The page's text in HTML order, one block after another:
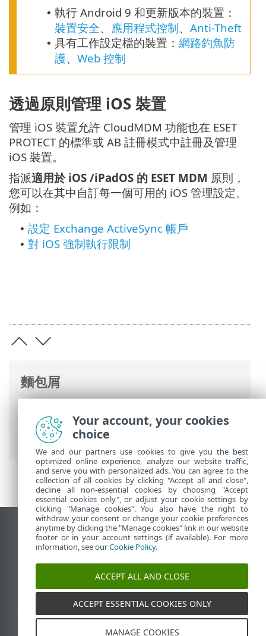
麵包屑
ESET PROTECT>雲端行動裝置管理> 管理
行動裝置
• 執行 Android 9 和更新版本的裝置：
裝置安全、 應用程式控制、 Anti-Theft
• 具有工作設定檔的裝置： 網路釣魚防
護、 Web 控制
透過原則管理 iOS 裝置
管理 iOS 裝置允許 CloudMDM 功能也在 ESET
PROTECT 的標準或 AB 註冊模式中註冊及管理
iOS 裝置。
指派適用於 iOS /iPadOS 的 ESET MDM 原則，
您可以在其中自訂每一個可用的 iOS 管理設定。
例如：
• 設定 Exchange ActiveSync 帳戶
• 對 iOS 強制執行限制
檢視桌面網站
End of Life
ESET 知識庫
ESET Status Portal
Your account, your cookies
choice
We and our partners use cookies to give you the best
optimized online experience, analyze our website traffic,
and serve you with personalized ads. You can agree to the
collection of all cookies by clicking "Accept all and close",
decline all non-essential cookies by choosing "Accept
essential cookies only", or adjust your cookie settings by
clicking "Manage cookies". You also have the right to
withdraw your consent or change your cookie preferences
anytime by clicking the "Manage cookies" link in our website
footer or in your account settings (if available). For more
information, see ourCookie Policy.
ACCEPT ALL AND CLOSE
ACCEPT ESSENTIAL COOKIES ONLY
MANAGE COOKIES